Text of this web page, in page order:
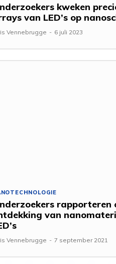
kweken
van LED’s op
Vennebrugge - 6 juli 2023
rapporteren
van
Vennebrugge - 7 september 2021